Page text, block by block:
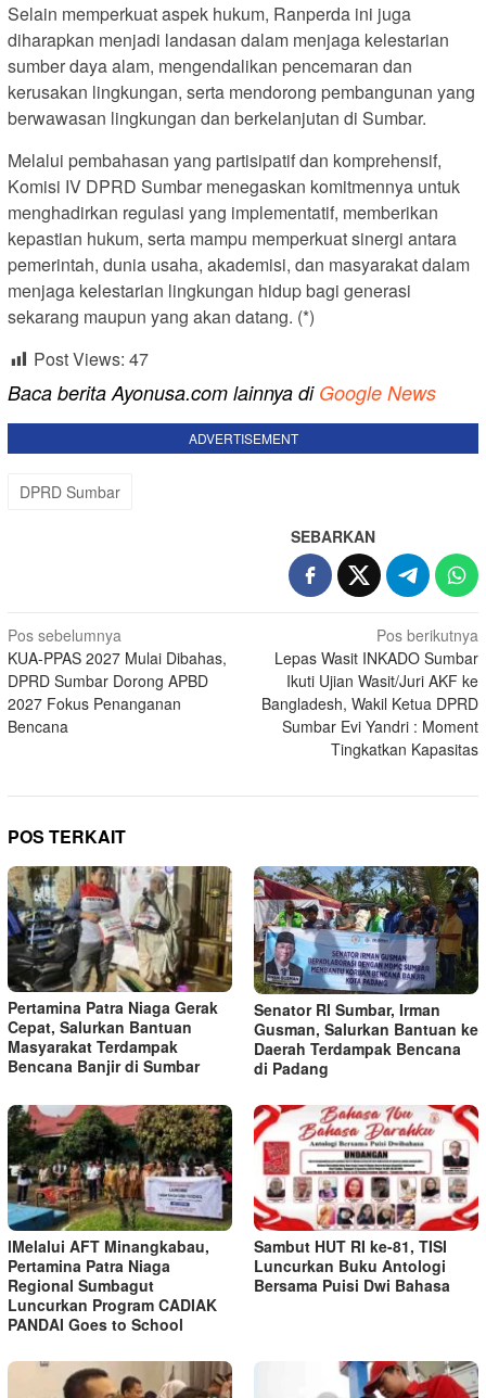
Selain memperkuat aspek hukum, Ranperda ini juga
diharapkan menjadi landasan dalam menjaga kelestarian
sumber daya alam, mengendalikan pencemaran dan
kerusakan lingkungan, serta mendorong pembangunan yang
berwawasan lingkungan dan berkelanjutan di Sumbar.
Melalui pembahasan yang partisipatif dan komprehensif,
Komisi IV DPRD Sumbar menegaskan komitmennya untuk
menghadirkan regulasi yang implementatif, memberikan
kepastian hukum, serta mampu memperkuat sinergi antara
pemerintah, dunia usaha, akademisi, dan masyarakat dalam
menjaga kelestarian lingkungan hidup bagi generasi
sekarang maupun yang akan datang. (*)
Post Views: 47
Baca berita Ayonusa.com lainnya di Google News
ADVERTISEMENT
DPRD Sumbar
SEBARKAN
Navigasi
pos
Pos sebelumnya
KUA-PPAS 2027 Mulai Dibahas,
DPRD Sumbar Dorong APBD
2027 Fokus Penanganan
Bencana
Pos berikutnya
Lepas Wasit INKADO Sumbar
Ikuti Ujian Wasit/Juri AKF ke
Bangladesh, Wakil Ketua DPRD
Sumbar Evi Yandri : Moment
Tingkatkan Kapasitas
POS TERKAIT
Pertamina Patra Niaga Gerak
Cepat, Salurkan Bantuan
Masyarakat Terdampak
Bencana Banjir di Sumbar
Senator RI Sumbar, Irman
Gusman, Salurkan Bantuan ke
Daerah Terdampak Bencana
di Padang
lMelalui AFT Minangkabau,
Pertamina Patra Niaga
Regional Sumbagut
Luncurkan Program CADIAK
PANDAI Goes to School
Sambut HUT RI ke-81, TISI
Luncurkan Buku Antologi
Bersama Puisi Dwi Bahasa